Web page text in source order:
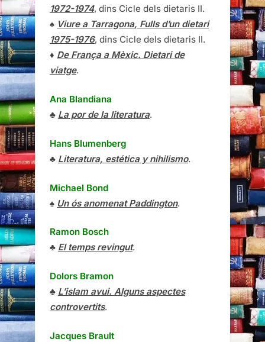
1972-1974, dins Cicle dels dietaris II.
♠ Viure a Tarragona, Fulls d’un dietari
1975-1976, dins Cicle dels dietaris II.
♦ De França a Mèxic. Dietari de
viatge.
Ana Blandiana
♣ La por de la literatura.
Hans Blumenberg
♣ Literatura, estética y nihilismo.
Michael Bond
♠ Un ós anomenat Paddington.
Ramon Bosch
♣ El temps revingut.
Dolors Bramon
♣ L’islam avui. Alguns aspectes
controvertits.
Jacques Brault